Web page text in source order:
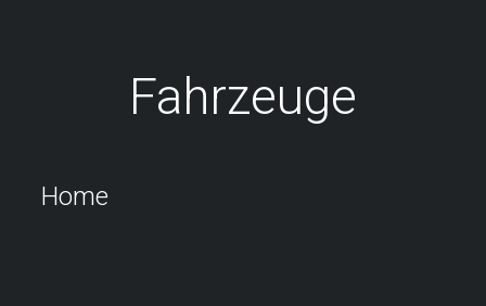
Fahrzeuge
Home